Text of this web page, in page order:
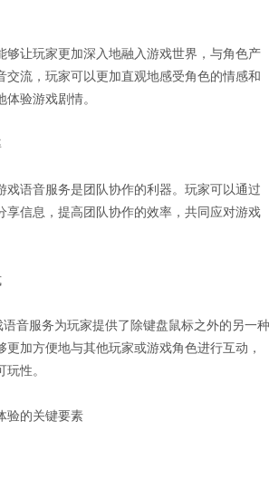
够让玩家更加深入地融入游戏世界，与角色产
交流，玩家可以更加直观地感受角色的情感和
验游戏剧情。
戏语音服务是团队协作的利器。玩家可以通过
享信息，提高团队协作的效率，共同应对游戏
语音服务为玩家提供了除键盘鼠标之外的另一种
更加方便地与其他玩家或游戏角色进行互动，
性。
验的关键要素